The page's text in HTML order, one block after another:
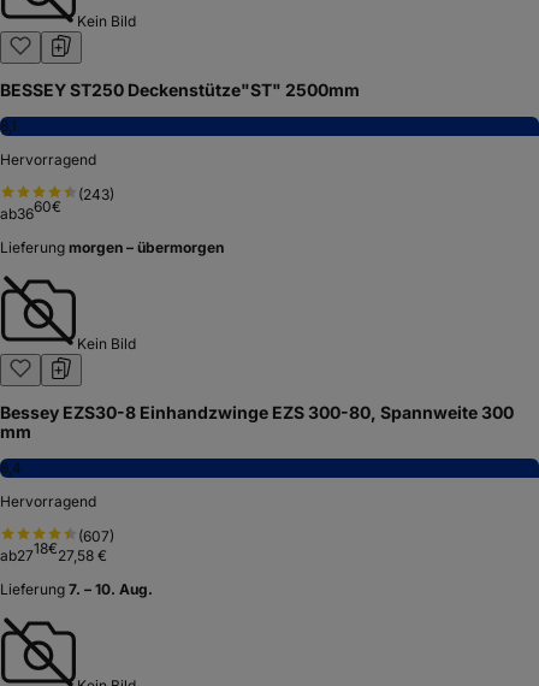
Kein Bild
BESSEY ST250 Deckenstütze"ST" 2500mm
8,1
Hervorragend
(243)
ab3660€
Lieferung morgen – übermorgen
Kein Bild
Bessey EZS30-8 Einhandzwinge EZS 300-80, Spannweite 300
mm
8,4
Hervorragend
(607)
ab2718€27,58 €
Lieferung 7. – 10. Aug.